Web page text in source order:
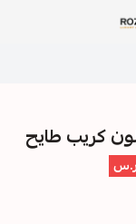
النسائية
كريب طايح